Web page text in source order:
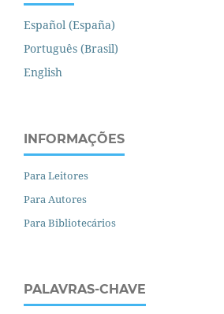
Español (España)
Português (Brasil)
English
INFORMAÇÕES
Para Leitores
Para Autores
Para Bibliotecários
PALAVRAS-CHAVE